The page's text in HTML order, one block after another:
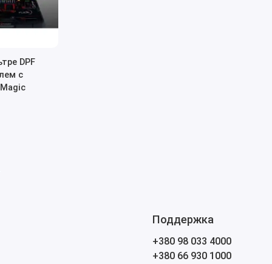
DPF
с
Поддержка
+380 98 033 4000
+380 66 930 1000